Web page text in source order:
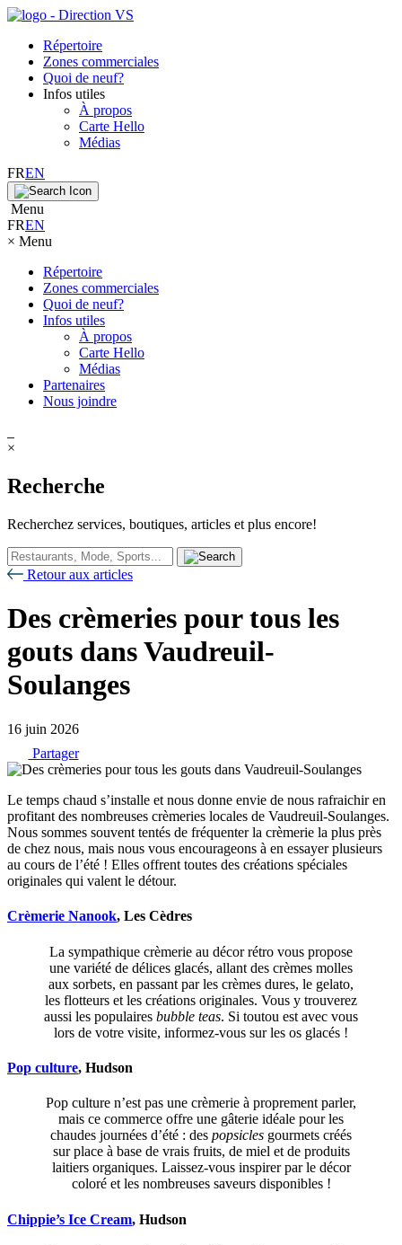
Répertoire
Zones commerciales
Quoi de neuf?
Infos utiles
À propos
Carte Hello
Médias
FREN
Menu
FREN
× Menu
Répertoire
Zones commerciales
Quoi de neuf?
Infos utiles
À propos
Carte Hello
Médias
Partenaires
Nous joindre
×
Recherche
Recherchez services, boutiques, articles et plus encore!
Retour aux articles
Des crèmeries pour tous les
gouts dans Vaudreuil-
Soulanges
16 juin 2026
Partager
Le temps chaud s’installe et nous donne envie de nous rafraichir en
profitant des nombreuses crèmeries locales de Vaudreuil-Soulanges.
Nous sommes souvent tentés de fréquenter la crèmerie la plus près
de chez nous, mais nous vous encourageons à en essayer plusieurs
au cours de l’été ! Elles offrent toutes des créations spéciales
originales qui valent le détour.
Crèmerie Nanook, Les Cèdres
La sympathique crèmerie au décor rétro vous propose
une variété de délices glacés, allant des crèmes molles
aux sorbets, en passant par les crèmes dures, le gelato,
les flotteurs et les créations originales. Vous y trouverez
aussi les populaires bubble teas. Si toutou est avec vous
lors de votre visite, informez-vous sur les os glacés !
Pop culture, Hudson
Pop culture n’est pas une crèmerie à proprement parler,
mais ce commerce offre une gâterie idéale pour les
chaudes journées d’été : des popsicles gourmets créés
sur place à base de vrais fruits, de miel et de produits
laitiers organiques. Laissez-vous inspirer par le décor
coloré et les nombreuses saveurs disponibles !
Chippie’s Ice Cream, Hudson